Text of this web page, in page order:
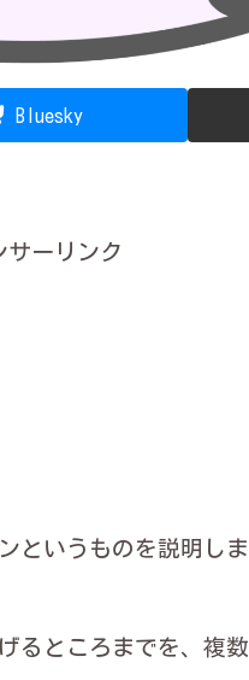
Bluesky
サーリンク
というものを説明し
るところまでを、複